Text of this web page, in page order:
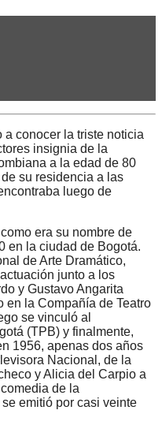
a conocer la triste noticia
insignia de la
a la edad de 80
su residencia a las
luego de
era su nombre de
en la ciudad de Bogotá.
de Arte Dramático,
junto a los
y Gustavo Angarita
en la Compañía de Teatro
se vinculó al
(TPB) y finalmente,
1956, apenas dos años
Nacional, de la
y Alicia del Carpio a
de la
se emitió por casi veinte